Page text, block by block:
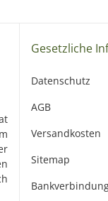
Gesetzliche
Datenschutz
AGB
Versandkosten
Sitemap